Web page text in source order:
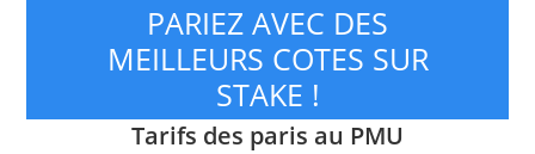
PARIEZ AVEC DES
MEILLEURS COTES SUR
STAKE !
Tarifs des paris au PMU